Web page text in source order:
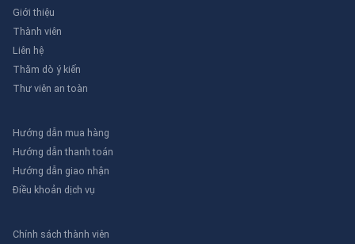
Giới thiệu
Thành viên
Liên hệ
Thăm dò ý kiến
Thư viên an toàn
Hướng dẫn mua hàng
Hướng dẫn thanh toán
Hướng dẫn giao nhận
Điều khoản dịch vụ
Chính sách thành viên